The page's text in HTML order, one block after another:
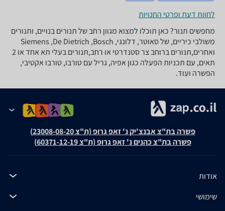
לחוות דעת ופרטי החנויות
מחפשים תנור? כאן תוכלו למצוא מגוון רחב של תנורים בנויים, ותנורים
משולבי כיריים, של סאוטר, דלונגי, Siemens ,De Dietrich ,Bosch
ואחרים,תנורים ברוחב צר סטנדרטי או רחב,תנורים בעלי תא אחד או 2
תאים, עם תכניות הפעלה כגון אפיה, גריל עם טורבו, טורבו אקטיבי,
הפשרה ועוד.
פשרה בת"צ אבנצ'יק נ' זאפ גרופ (ת"צ 23008-08-20)
פשרה בת"צ כהנים נ' זאפ גרופ (ת"צ 60371-12-19)
אודות
שימושי